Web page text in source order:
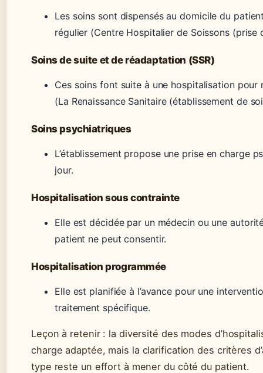
Les soins sont dispensés au domicile du
régulier (Centre Hospitalier de Soissons (prise
Soins de suite et de réadaptation (SSR)
Ces soins font suite à une hospitalisation pour
(La Renaissance Sanitaire (établissement de
Soins psychiatriques
L’établissement propose une prise en charge
jour.
Hospitalisation sous contrainte
Elle est décidée par un médecin ou une
patient ne peut consentir.
Hospitalisation programmée
Elle est planifiée à l’avance pour une
traitement spécifique.
Leçon à retenir : la diversité des modes
charge adaptée, mais la clarification des critères
type reste un effort à mener du côté du patient.